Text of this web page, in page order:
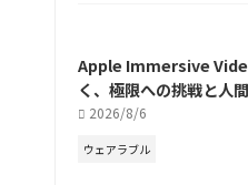
Apple Immersive
く、極限への挑戦と人
2026/8/6
ウェアラブル